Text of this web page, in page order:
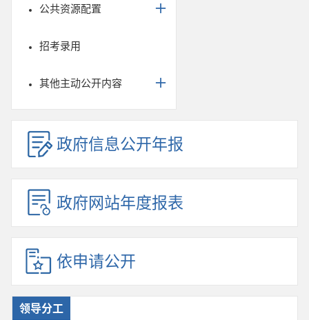
公共资源配置
招考录用
其他主动公开内容
政府信息公开年报
政府网站年度报表
依申请公开
领导分工